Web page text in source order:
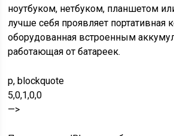
ноутбуком, нетбуком, планшетом
лучше себя проявляет портативная
оборудованная встроенным
работающая от батареек.
p, blockquote
5,0,1,0,0
—>